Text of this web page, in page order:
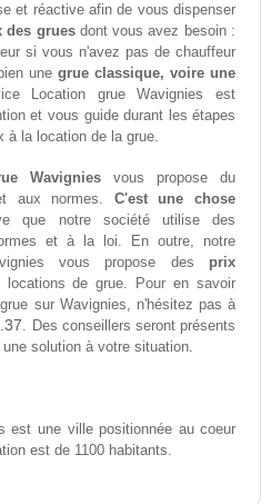
et réactive afin de vous dispenser
des gruesdont vous avez besoin :
si vous n'avez pas de chauffeur
unegrue classique, voire une
Location grue Wavignies est
et vous guide durant les étapes
à la location de la grue.
Wavignies vous propose du
aux normes. C'est une chose
que notre société utilise des
et à la loi. En outre, notre
vous propose des prix
de grue. Pour en savoir
sur Wavignies, n'hésitez pas à
. Des conseillers seront présents
solution à votre situation.
est une ville positionnée au coeur
est de 1100 habitants.